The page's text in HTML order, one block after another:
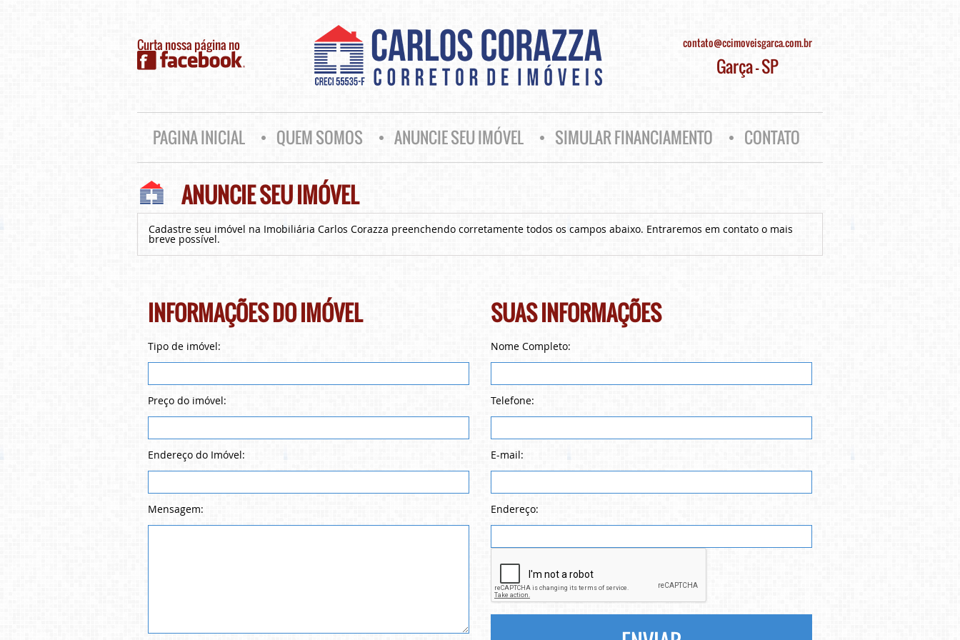
Curta nossa página no contato@ccimoveisgarca.com.br
Garça - SP
PAGINA INICIAL QUEM SOMOS ANUNCIE SEU IMÓVEL SIMULAR FINANCIAMENTO CONTATO
ANUNCIE SEU IMÓVEL
Cadastre seu imóvel na Imobiliária Carlos Corazza preenchendo corretamente todos os campos abaixo. Entraremos em contato o mais
breve possível.
INFORMAÇÕES DO IMÓVEL
Tipo de imóvel:
Preço do imóvel:
Endereço do Imóvel:
Mensagem:
SUAS INFORMAÇÕES
Nome Completo:
Telefone:
E-mail:
Endereço: